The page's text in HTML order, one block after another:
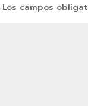
Los campos